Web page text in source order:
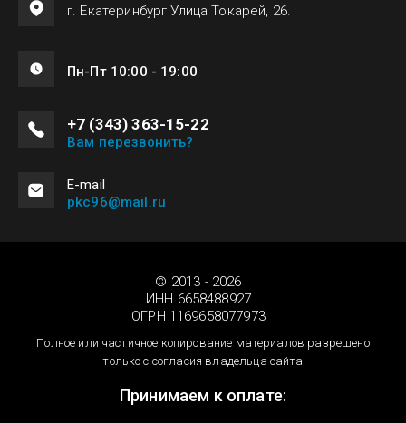
г. Екатеринбург Улица Токарей, 26.
Пн-Пт 10:00 - 19:00
+7 (343) 363-15-22
Вам перезвонить?
Е-mail
pkc96@mail.ru
© 2013 - 2026
ИНН 6658488927
ОГРН 1169658077973
Полное или частичное копирование материалов разрешено
только с согласия владельца сайта
Принимаем к оплате: